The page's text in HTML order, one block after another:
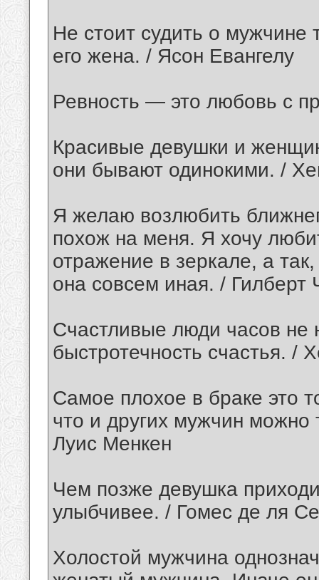
Не стоит судить о мужчине
его жена. / Ясон Евангелу
Ревность — это любовь с
Красивые девушки и
они бывают одинокими. /
Я желаю возлюбить
похож на меня. Я хочу
отражение в зеркале, а
она совсем иная. / Гилберт
Счастливые люди часов не
быстротечность счастья. /
Самое плохое в браке это
что и других мужчин можно
Луис Менкен
Чем позже девушка
улыбчивее. / Гомес де ля
Холостой мужчина